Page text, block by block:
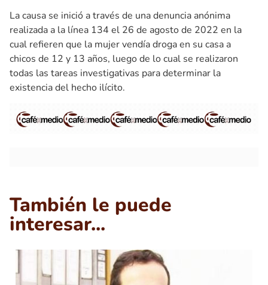
La causa se inició a través de una denuncia anónima
realizada a la línea 134 el 26 de agosto de 2022 en la
cual refieren que la mujer vendía droga en su casa a
chicos de 12 y 13 años, luego de lo cual se realizaron
todas las tareas investigativas para determinar la
existencia del hecho ilícito.
También le puede
interesar...